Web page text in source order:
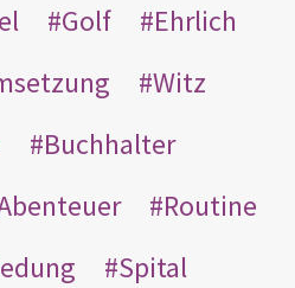
Golf
Ehrlich
Witz
Buchhalter
Routine
Spital